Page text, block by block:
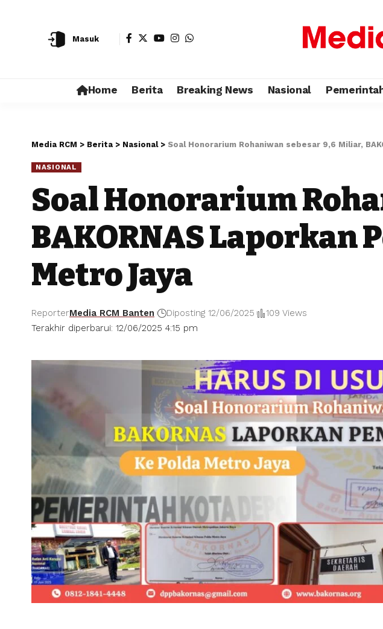
Masuk
Home Berita Breaking News Nasional
Media RCM > Berita > Nasional> Soal Honorarium Rohaniwan sebesar 9,6 Miliar,
NASIONAL
Soal Honorarium
BAKORNAS Laporkan
Metro Jaya
Terakhir diperbarui: 12/06/2025 4:15 pm
ReporterMedia RCM Banten Diposting 12/06/2025 109 Views